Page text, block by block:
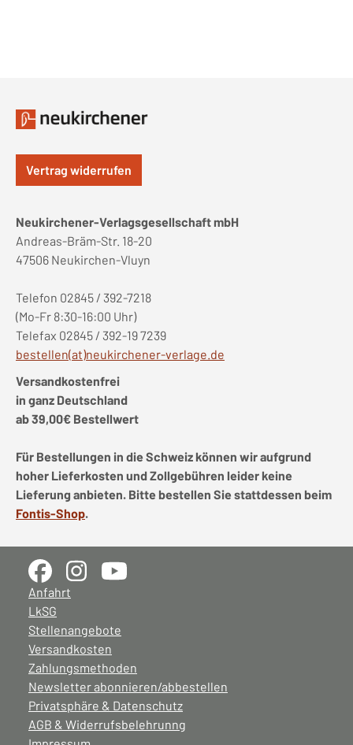
Vertrag widerrufen
Neukirchener-Verlagsgesellschaft mbH
Andreas-Bräm-Str. 18-20
47506 Neukirchen-Vluyn
Telefon 02845 / 392-7218
(Mo-Fr 8:30-16:00 Uhr)
Telefax 02845 / 392-19 7239
bestellen(at)neukirchener-verlage.de
Versandkostenfrei
in ganz Deutschland
ab 39,00€ Bestellwert
Für Bestellungen in die Schweiz können wir aufgrund
hoher Lieferkosten und Zollgebühren leider keine
Lieferung anbieten. Bitte bestellen Sie stattdessen beim
Fontis-Shop.
Anfahrt
LkSG
Stellenangebote
Versandkosten
Zahlungsmethoden
Newsletter abonnieren/abbestellen
Privatsphäre & Datenschutz
AGB & Widerrufsbelehrunng